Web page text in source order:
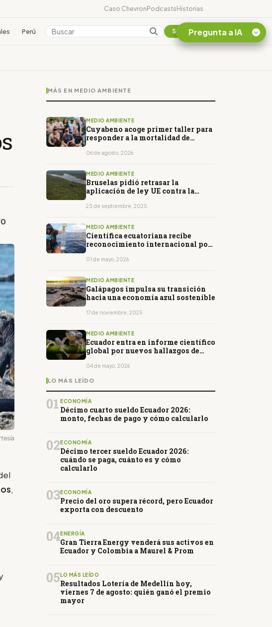
Caso ChevronPodcastsHistorias
Perú Colombia Suscribirse
,
MÁS EN MEDIO AMBIENTE
MEDIO AMBIENTE
Cuyabeno acoge primer taller para
responder a la mortalidad de
06 de agosto, 2026
MEDIO AMBIENTE
Bruselas pidió retrasar la
aplicación de ley UE contra la
23 de septiembre, 2025
MEDIO AMBIENTE
Científica ecuatoriana recibe
reconocimiento internacional por
01 de mayo, 2026
MEDIO AMBIENTE
Galápagos impulsa su transición
hacia una economía azul sostenible
17 de noviembre, 2025
MEDIO AMBIENTE
Ecuador entra en informe científico
global por nuevos hallazgos de
04 de mayo, 2026
LO MÁS LEÍDO
01 ECONOMÍA
Décimo cuarto sueldo Ecuador 2026:
monto, fechas de pago y cómo calcularlo
02 ECONOMÍA
Décimo tercer sueldo Ecuador 2026:
cuándo se paga, cuánto es y cómo
calcularlo
03ECONOMÍA
Precio del oro supera récord, pero Ecuador
exporta con descuento
04ENERGÍA
Gran Tierra Energy venderá sus activos en
Ecuador y Colombia a Maurel & Prom
05 LO MÁS LEÍDO
Resultados Lotería de Medellín hoy,
viernes 7 de agosto: quién ganó el premio
mayor
Pregunta a IA
¿En que consiste la